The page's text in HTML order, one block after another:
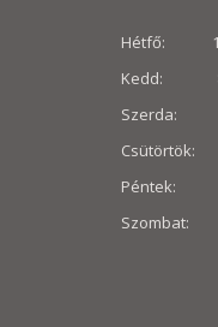
Hétfő:
Kedd:
Szerda:
Csütörtök:
Péntek:
Szombat: